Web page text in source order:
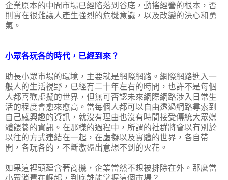
企業原本的中間市場已經陷落到谷底，動搖經營的根本，否
則實在很難讓人產生強烈的危機意識，以及改變的決心和勇
氣。
小眾各玩各的時代，已經到來？
助長小眾市場的環境，主要就是網際網路。網際網路進入一
般人的生活視野，已經有二十年左右的時間，也許不是每個
人都喜歡虛擬的世界，但無可否認未來網際網路涉入日常生
活的程度會愈來愈高。當每個人都可以自由透過網路尋索到
自己感興趣的資訊，就沒有理由也沒有時間接受傳統大眾媒
體餵養的資訊。在那樣的過程中，所謂的社群將會以有別於
以往的方式連結在一起，在虛擬以及實體的世界，各自帶
開，各玩各的，不斷激盪出意想不到的火花。
如果這裡頭蘊含著商機，企業當然不想被排除在外。那麼當
小眾消費在崛起，到底誰能掌握這個市場？